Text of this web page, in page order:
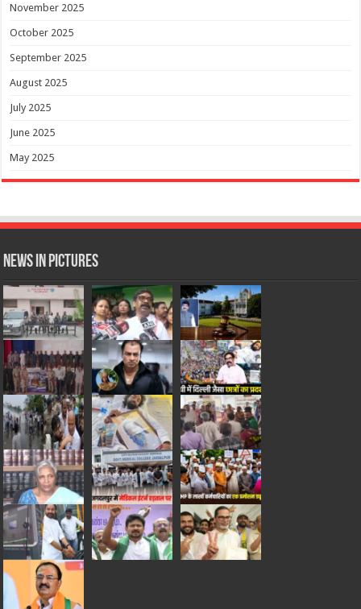
November 2025
October 2025
September 2025
August 2025
July 2025
June 2025
May 2025
News in Pictures